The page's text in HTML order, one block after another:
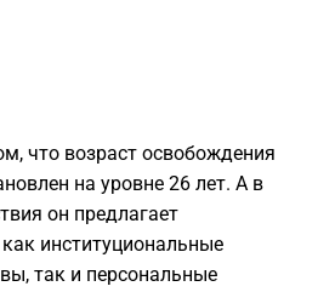
что возраст освобождения
на уровне 26 лет. А в
он предлагает
институциональные
так и персональные